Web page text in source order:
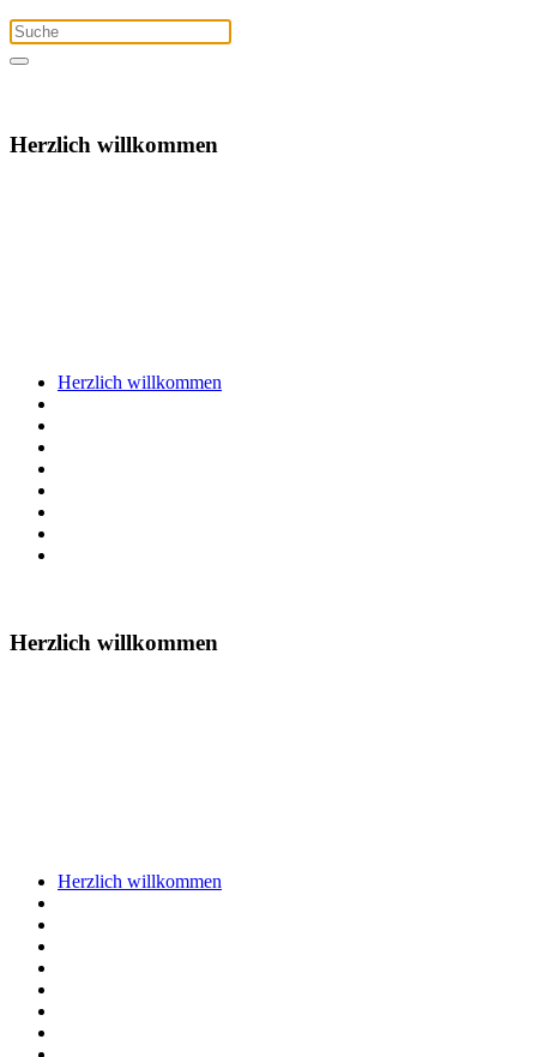
Herzlich willkommen
Herzlich willkommen
Herzlich willkommen
Herzlich willkommen